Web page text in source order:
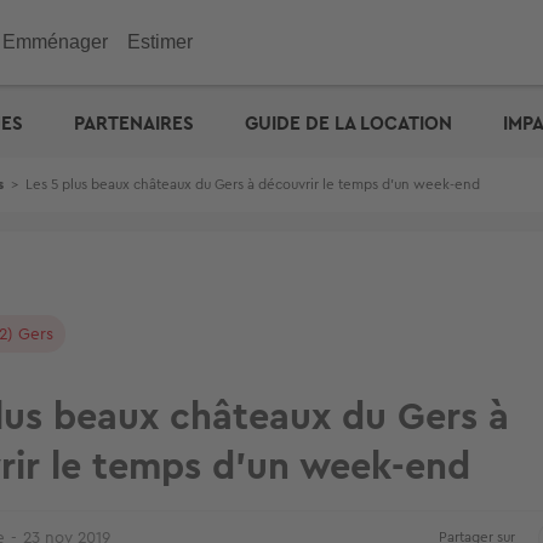
: capacité d'emprunt
Investir
Défiscalisation
Outils
Check-lists location
maison
Outils
Dossier Loi Pinel
prêt � taux zéro
Estimez vos frais de
Emménager
ENGIE : déménagez facile
Estimer
appartement
Outils
Estimation appartement
PARTENAIRES GUIDE DE LA LOCATION
> Les 5 plus beaux châteaux du Gers à découvrir le temps d’un week-end
Gers
beaux châteaux du Gers à
le temps d’un week-end
23 nov 2019 Partager sur